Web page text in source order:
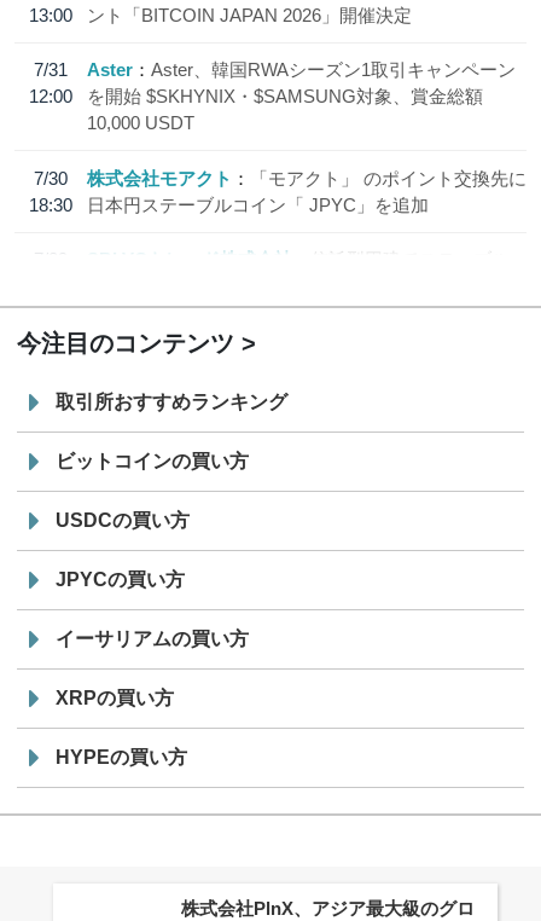
13:00
ント「BITCOIN JAPAN 2026」開催決定
7/31
12:00
Aster
Aster、韓国RWAシーズン1取引キャンペーン
を開始 $SKHYNIX・$SAMSUNG対象、賞金総額
10,000 USDT
7/30
18:30
株式会社モアクト
「モアクト」 のポイント交換先に
日本円ステーブルコイン「 JPYC」を追加
7/29
SBI VCトレード株式会社
信託型円建てステーブル
今注目のコンテンツ
取引所おすすめランキング
ビットコインの買い方
USDCの買い方
JPYCの買い方
イーサリアムの買い方
XRPの買い方
HYPEの買い方
株式会社PlnX、アジア最大級のグロ